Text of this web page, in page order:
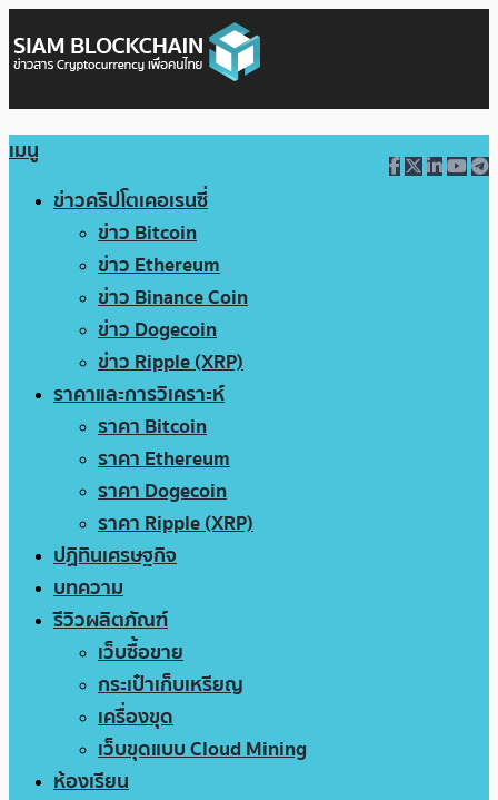
เมนู
ข่าวคริปโตเคอเรนซี่
ข่าว Bitcoin
ข่าว Ethereum
ข่าว Binance Coin
ข่าว Dogecoin
ข่าว Ripple (XRP)
ราคาและการวิเคราะห์
ราคา Bitcoin
ราคา Ethereum
ราคา Dogecoin
ราคา Ripple (XRP)
ปฏิทินเศรษฐกิจ
บทความ
รีวิวผลิตภัณฑ์
เว็บซื้อขาย
กระเป๋าเก็บเหรียญ
เครื่องขุด
เว็บขุดแบบ Cloud Mining
ห้องเรียน